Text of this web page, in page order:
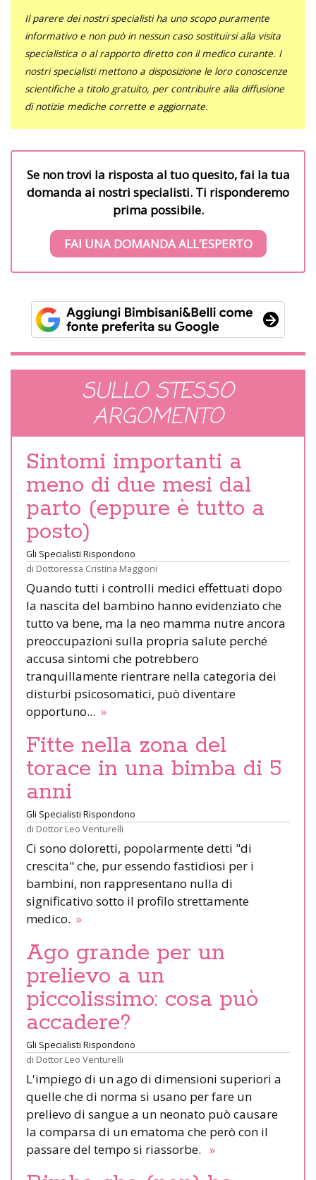
Il parere dei nostri specialisti ha uno scopo puramente
informativo e non può in nessun caso sostituirsi alla visita
specialistica o al rapporto diretto con il medico curante. I
nostri specialisti mettono a disposizione le loro conoscenze
scientifiche a titolo gratuito, per contribuire alla diffusione
di notizie mediche corrette e aggiornate.
Se non trovi la risposta al tuo quesito, fai la tua
domanda ai nostri specialisti. Ti risponderemo
prima possibile.
FAI UNA DOMANDA ALL’ESPERTO
SULLO STESSO
ARGOMENTO
Sintomi importanti a
meno di due mesi dal
parto (eppure è tutto a
posto)
Gli Specialisti Rispondono
di Dottoressa Cristina Maggioni
Quando tutti i controlli medici effettuati dopo
la nascita del bambino hanno evidenziato che
tutto va bene, ma la neo mamma nutre ancora
preoccupazioni sulla propria salute perché
accusa sintomi che potrebbero
tranquillamente rientrare nella categoria dei
disturbi psicosomatici, può diventare
opportuno... »
Fitte nella zona del
torace in una bimba di 5
anni
Gli Specialisti Rispondono
di Dottor Leo Venturelli
Ci sono doloretti, popolarmente detti "di
crescita" che, pur essendo fastidiosi per i
bambini, non rappresentano nulla di
significativo sotto il profilo strettamente
medico. »
Ago grande per un
prelievo a un
piccolissimo: cosa può
accadere?
Gli Specialisti Rispondono
di Dottor Leo Venturelli
L'impiego di un ago di dimensioni superiori a
quelle che di norma si usano per fare un
prelievo di sangue a un neonato può causare
la comparsa di un ematoma che però con il
passare del tempo si riassorbe. »